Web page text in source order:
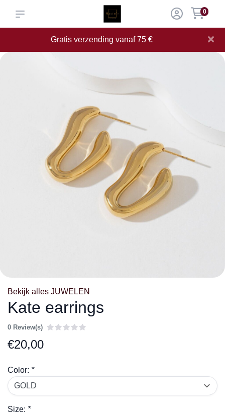
0
Gratis verzending vanaf 75 € ×
Bekijk alles JUWELEN
Kate earrings
0 Review(s)
€20,00
Color: *
Size: *